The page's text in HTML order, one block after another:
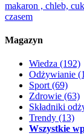
makaron , chleb,
czasem
Magazyn
Wiedza (192)
Odżywianie
Sport(69)
Zdrowie (63)
Składniki
Trendy (13)
Wszystkie